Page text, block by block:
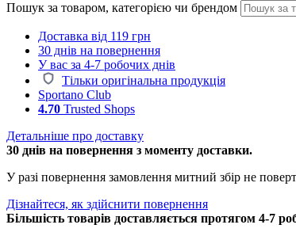
Пошук за товаром, категорією чи брендом
Доставка від 119 грн
30 днів на повернення
У вас за 4-7 робочих днів
Тільки оригінальна продукція
Sportano Club
4.70 Trusted Shops
Детальніше про доставку
30 днів на повернення з моменту доставки.
У разі повернення замовлення митний збір не
Дізнайтеся, як здійснити повернення
Більшість товарів доставляється протягом 4-7